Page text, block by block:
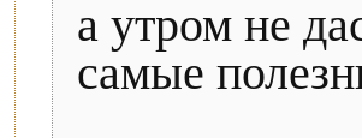
а утром не
самые